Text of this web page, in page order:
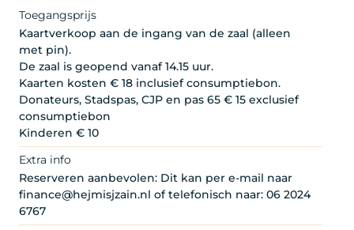
Toegangsprijs
Kaartverkoop aan de ingang van de zaal (alleen
met pin).
De zaal is geopend vanaf 14.15 uur.
Kaarten kosten € 18 inclusief consumptiebon.
Donateurs, Stadspas, CJP en pas 65 € 15 exclusief
consumptiebon
Kinderen € 10
Extra info
Reserveren aanbevolen: Dit kan per e-mail naar
finance@hejmisjzain.nl of telefonisch naar: 06 2024
6767